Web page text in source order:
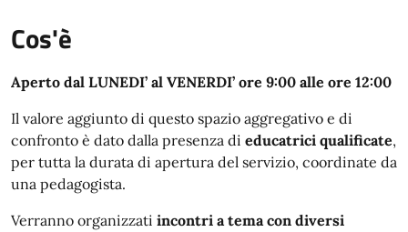
Cos'è
Aperto dal LUNEDI’ al VENERDI’ ore 9:00 alle ore 12:00
Il valore aggiunto di questo spazio aggregativo e di
confronto è dato dalla presenza di educatrici qualificate,
per tutta la durata di apertura del servizio, coordinate da
una pedagogista.
Verranno organizzati incontri a tema con diversi